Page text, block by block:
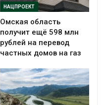
НАЦПРОЕКТ
Омская область
получит ещё 598 млн
рублей на перевод
частных домов на газ